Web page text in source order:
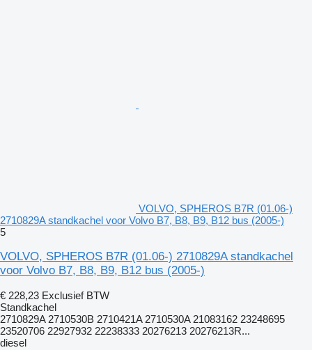
VOLVO, SPHEROS B7R (01.06-)
2710829A standkachel voor Volvo B7, B8, B9, B12 bus (2005-)
5
VOLVO, SPHEROS B7R (01.06-) 2710829A standkachel
voor Volvo B7, B8, B9, B12 bus (2005-)
€ 228,23 Exclusief BTW
Standkachel
2710829A 2710530B 2710421A 2710530A 21083162 23248695
23520706 22927932 22238333 20276213 20276213R...
diesel